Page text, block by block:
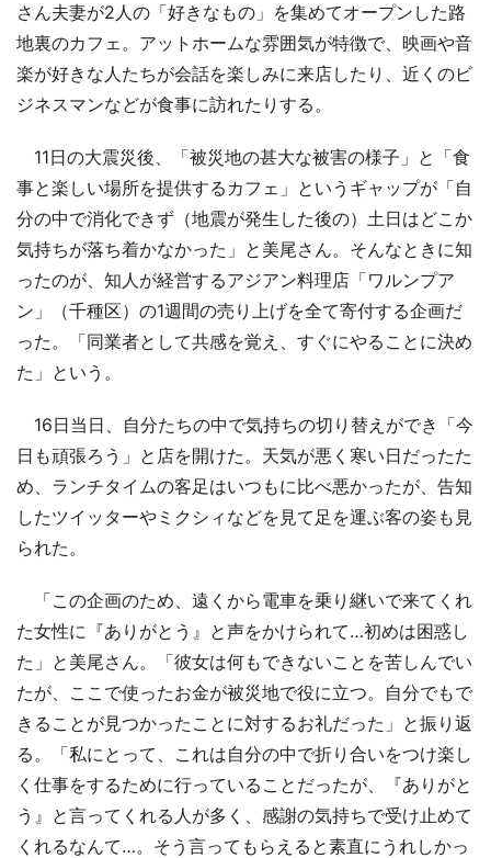
さん夫妻が2人の「好きなもの」を集めてオープンした路
地裏のカフェ。アットホームな雰囲気が特徴で、映画や音
楽が好きな人たちが会話を楽しみに来店したり、近くのビ
ジネスマンなどが食事に訪れたりする。
11日の大震災後、「被災地の甚大な被害の様子」と「食
事と楽しい場所を提供するカフェ」というギャップが「自
分の中で消化できず（地震が発生した後の）土日はどこか
気持ちが落ち着かなかった」と美尾さん。そんなときに知
ったのが、知人が経営するアジアン料理店「ワルンプア
ン」（千種区）の1週間の売り上げを全て寄付する企画だ
った。「同業者として共感を覚え、すぐにやることに決め
た」という。
16日当日、自分たちの中で気持ちの切り替えができ「今
日も頑張ろう」と店を開けた。天気が悪く寒い日だったた
め、ランチタイムの客足はいつもに比べ悪かったが、告知
したツイッターやミクシィなどを見て足を運ぶ客の姿も見
られた。
「この企画のため、遠くから電車を乗り継いで来てくれ
た女性に『ありがとう』と声をかけられて…初めは困惑し
た」と美尾さん。「彼女は何もできないことを苦しんでい
たが、ここで使ったお金が被災地で役に立つ。自分でもで
きることが見つかったことに対するお礼だった」と振り返
る。「私にとって、これは自分の中で折り合いをつけ楽し
く仕事をするために行っていることだったが、『ありがと
う』と言ってくれる人が多く、感謝の気持ちで受け止めて
くれるなんて…。そう言ってもらえると素直にうれしかっ